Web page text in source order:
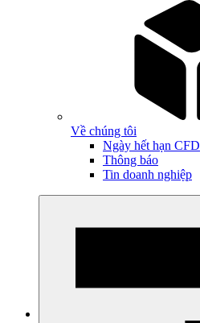
Về chúng tôi
Ngày hết hạn CFD
Thông báo
Tin doanh nghiệp